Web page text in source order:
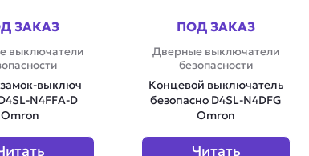
ЗАКАЗ
выключатели
выключ
N4FFA-D
Omron
ПОД ЗАКАЗ
Дверные выключатели
безопасности
Концевой выключатель
безопасно D4SL-N4DFG
Omron
Читать